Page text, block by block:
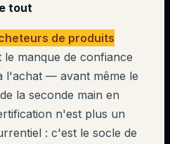
tout
de produits
le manque de confiance
l'achat — avant même le
la seconde main en
n'est plus un
: c'est le socle de